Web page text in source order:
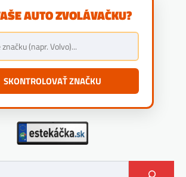
AUTO ZVOLÁVAČKU?
SKONTROLOVAŤ ZNAČKU